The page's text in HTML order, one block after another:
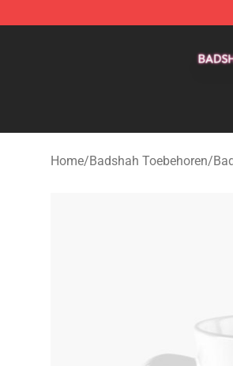
Home/Badshah Toebehoren/